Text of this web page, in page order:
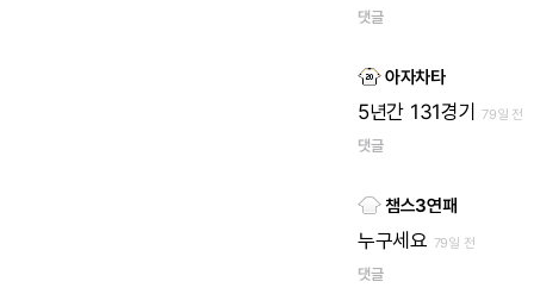
댓글
아자차타
5년간 131경기 79일 전
댓글
챔스3연패
누구세요 79일 전
댓글